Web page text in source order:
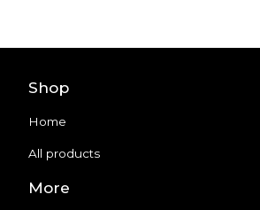
Shop
Home
All products
More